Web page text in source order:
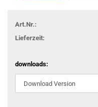
Art.Nr.:
Lieferzeit:
downloads: